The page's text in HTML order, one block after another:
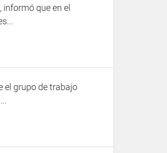
que en el
el grupo de trabajo